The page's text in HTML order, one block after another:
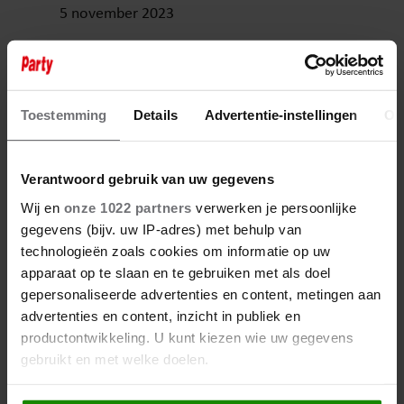
Toestemming Details Advertentie-instellingen
Verantwoord gebruik van uw gegevens
Wij en onze 1022 partners verwerken je persoonlijke
gegevens (bijv. uw IP-adres) met behulp van
technologieën zoals cookies om informatie op uw
apparaat op te slaan en te gebruiken met als doel
gepersonaliseerde advertenties en content, metingen aan
advertenties en content, inzicht in publiek en
productontwikkeling. U kunt kiezen wie uw gegevens
gebruikt en met welke doelen.
5 november 2023
BIBI BREIJMAN SCHRIJFT OVER
DE ERECTIEPROBLEMEN VAN
WAYLON